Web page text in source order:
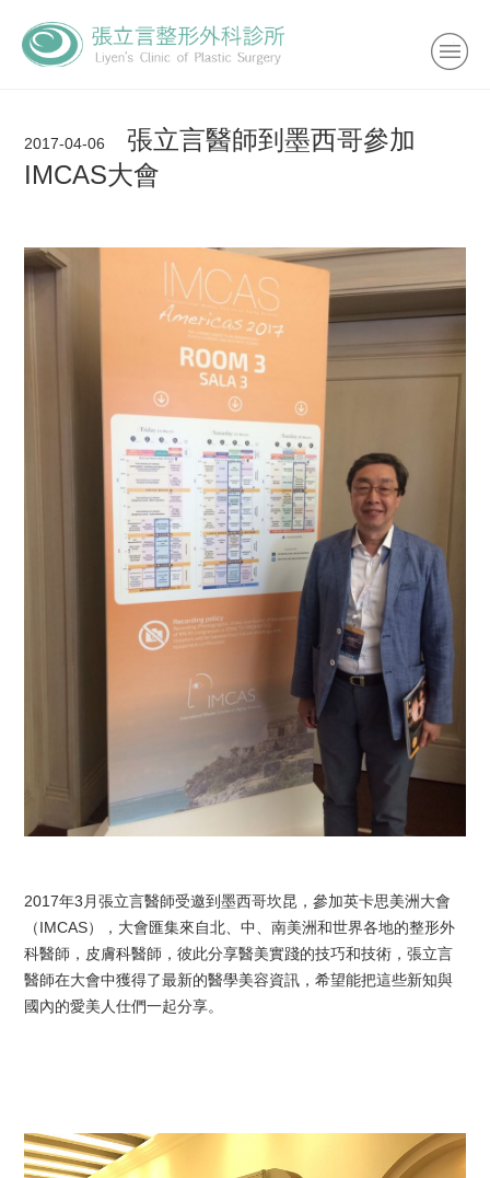
2017-04-06
張立言醫師到墨西哥參加
IMCAS大會
2017年3月張立言醫師受邀到墨西哥坎昆，參加英卡思美洲大會
（IMCAS），大會匯集來自北、中、南美洲和世界各地的整形外
科醫師，皮膚科醫師，彼此分享醫美實踐的技巧和技術，張立言
醫師在大會中獲得了最新的醫學美容資訊，希望能把這些新知與
國內的愛美人仕們一起分享。